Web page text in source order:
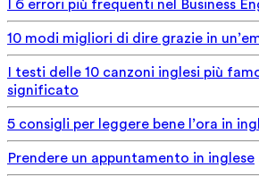
I 6 errori più frequenti nel Business
10 modi migliori di dire grazie in
I testi delle 10 canzoni inglesi più
significato
5 consigli per leggere bene l’ora in
Prendere un appuntamento in inglese